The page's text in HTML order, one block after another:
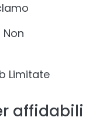
Limitate
affidabili